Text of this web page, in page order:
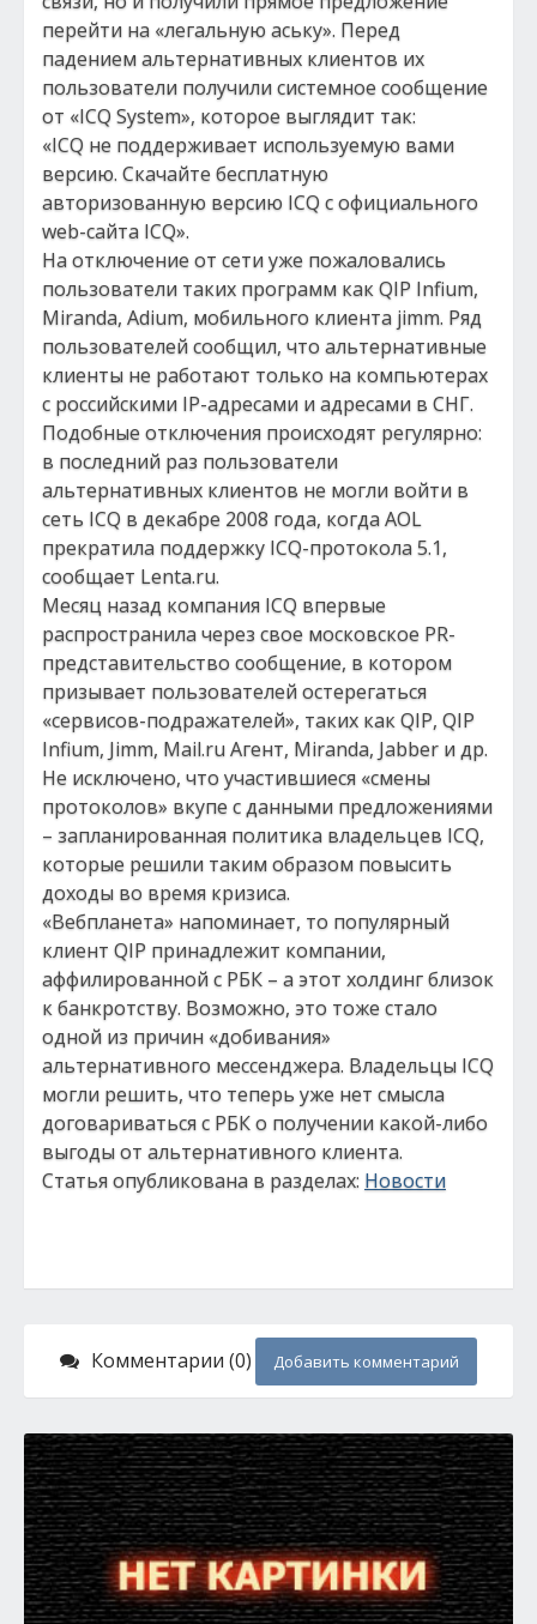
перейти на «легальную аську». Перед
падением альтернативных клиентов их
пользователи получили системное сообщение
от «ICQ System», которое выглядит так:
«ICQ не поддерживает используемую вами
версию. Скачайте бесплатную
авторизованную версию ICQ с официального
web-сайта ICQ».
На отключение от сети уже пожаловались
пользователи таких программ как QIP Infium,
Miranda, Adium, мобильного клиента jimm. Ряд
пользователей сообщил, что альтернативные
клиенты не работают только на компьютерах
с российскими IP-адресами и адресами в СНГ.
Подобные отключения происходят регулярно:
в последний раз пользователи
альтернативных клиентов не могли войти в
сеть ICQ в декабре 2008 года, когда AOL
прекратила поддержку ICQ-протокола 5.1,
сообщает Lenta.ru.
Месяц назад компания ICQ впервые
распространила через свое московское PR-
представительство сообщение, в котором
призывает пользователей остерегаться
«сервисов-подражателей», таких как QIP, QIP
Infium, Jimm, Mail.ru Агент, Miranda, Jabber и др.
Не исключено, что участившиеся «смены
протоколов» вкупе с данными предложениями
– запланированная политика владельцев ICQ,
которые решили таким образом повысить
доходы во время кризиса.
«Вебпланета» напоминает, то популярный
клиент QIP принадлежит компании,
аффилированной с РБК – а этот холдинг близок
к банкротству. Возможно, это тоже стало
одной из причин «добивания»
альтернативного мессенджера. Владельцы ICQ
могли решить, что теперь уже нет смысла
договариваться с РБК о получении какой-либо
выгоды от альтернативного клиента.
Статья опубликована в разделах: Новости
Комментарии (0) Добавить комментарий